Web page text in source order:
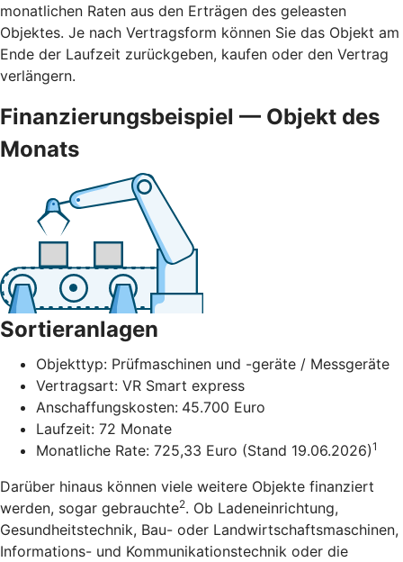
monatlichen Raten aus den Erträgen des geleasten
Objektes. Je nach Vertragsform können Sie das Objekt am
Ende der Laufzeit zurückgeben, kaufen oder den Vertrag
verlängern.
Finanzierungsbeispiel — Objekt des
Monats
Sortieranlagen
Objekttyp: Prüfmaschinen und -geräte / Messgeräte
Vertragsart: VR Smart express
Anschaffungskosten: 45.700 Euro
Laufzeit: 72 Monate
Monatliche Rate: 725,33 Euro (Stand 19.06.2026)1
Darüber hinaus können viele weitere Objekte finanziert
werden, sogar gebrauchte2. Ob Ladeneinrichtung,
Gesundheitstechnik, Bau- oder Landwirtschaftsmaschinen,
Informations- und Kommunikationstechnik oder die